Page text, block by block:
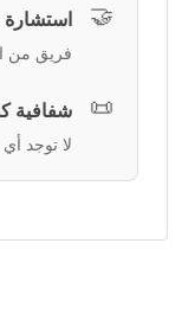
🤝 استشارة
فريق من
📜 شفافية
لا توجد